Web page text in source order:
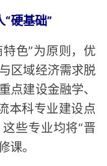
硬基础”
色”为原则，优
区域经济需求脱
点建设金融学、
本科专业建设点
些专业均将“晋
课。